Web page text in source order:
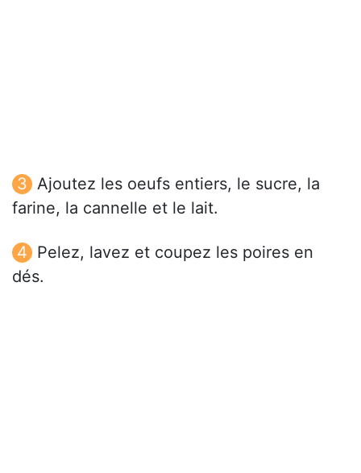
Ajoutez les oeufs entiers, le sucre, la
farine, la cannelle et le lait.
Pelez, lavez et coupez les poires en
dés.